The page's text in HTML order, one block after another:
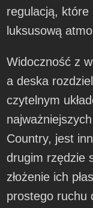
regulacją, które
luksusową
Widoczność z
a deska
czytelnym
Country, jest
drugim rzędzie
złożenie ich
prostego ruchu